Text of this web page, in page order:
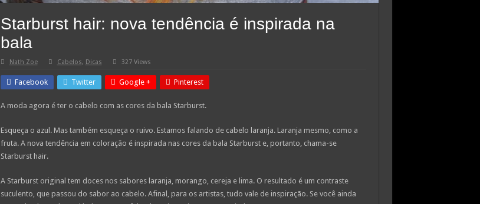
Starburst hair: nova tendência é inspirada na
bala
Nath Zoe Cabelos, Dicas 327 Views
Facebook Twitter Google + Pinterest
A moda agora é ter o cabelo com as cores da bala Starburst.
Esqueça o azul. Mas também esqueça o ruivo. Estamos falando de cabelo laranja. Laranja mesmo, como a
fruta. A nova tendência em coloração é inspirada nas cores da bala Starburst e, portanto, chama-se
Starburst hair.
A Starburst original tem doces nos sabores laranja, morango, cereja e lima. O resultado é um contraste
suculento, que passou do sabor ao cabelo. Afinal, para os artistas, tudo vale de inspiração. Se você ainda